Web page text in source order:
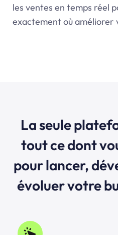
les ventes en temps réel
exactement où améliorer
La seule
tout ce dont
pour lancer,
évoluer votre